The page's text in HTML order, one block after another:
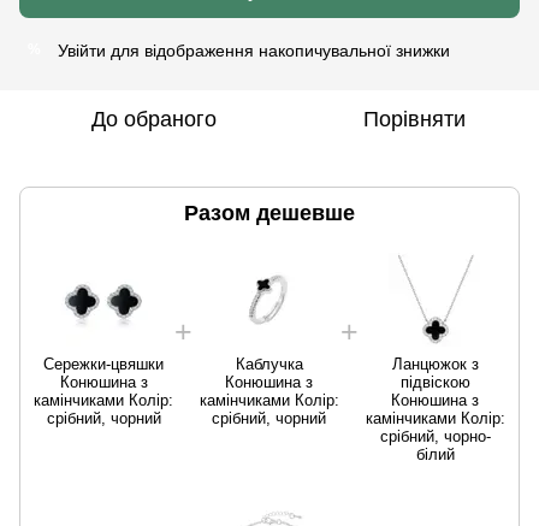
Увійти для відображення накопичувальної знижки
До обраного Порівняти
Разом дешевше
Сережки-цвяшки
Конюшина з
камінчиками Колір:
срібний, чорний
Каблучка
Конюшина з
камінчиками Колір:
срібний, чорний
Ланцюжок з
підвіскою
Конюшина з
камінчиками Колір:
срібний, чорно-
білий